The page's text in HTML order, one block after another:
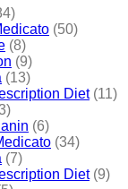
(50)
(8)
(9)
(13)
Diet (11)
(6)
(34)
(7)
Diet (9)